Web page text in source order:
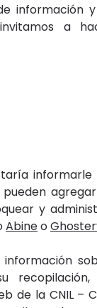
información
a
informarle
y
Abineo
de la CNIL –